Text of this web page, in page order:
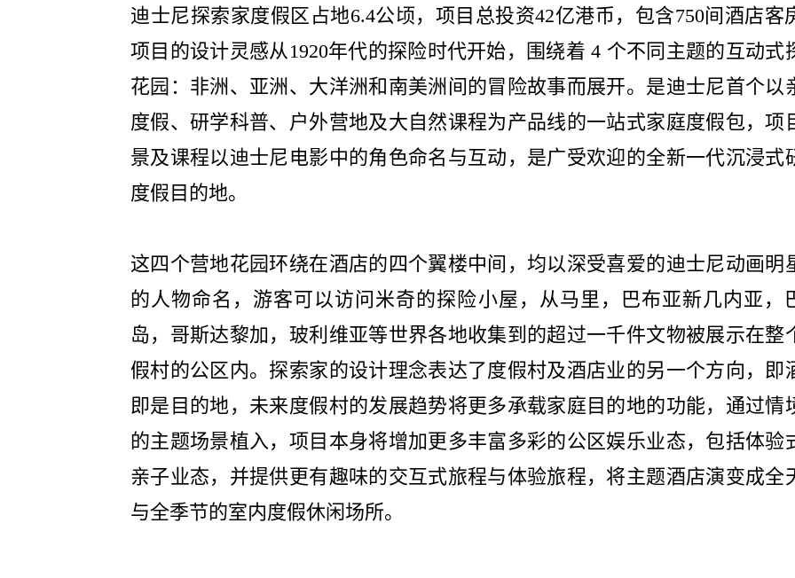
迪士尼探索家度假区占地6.4公顷，项目总投资42亿港币，包含750间酒店客
项目的设计灵感从1920年代的探险时代开始，围绕着 4 个不同主题的互动式
花园：非洲、亚洲、大洋洲和南美洲间的冒险故事而展开。是迪士尼首个以
度假、研学科普、户外营地及大自然课程为产品线的一站式家庭度假包，项
景及课程以迪士尼电影中的角色命名与互动，是广受欢迎的全新一代沉浸式
度假目的地。
这四个营地花园环绕在酒店的四个翼楼中间，均以深受喜爱的迪士尼动画明
的人物命名，游客可以访问米奇的探险小屋，从马里，巴布亚新几内亚，
岛，哥斯达黎加，玻利维亚等世界各地收集到的超过一千件文物被展示在整
假村的公区内。探索家的设计理念表达了度假村及酒店业的另一个方向，即
即是目的地，未来度假村的发展趋势将更多承载家庭目的地的功能，通过情
的主题场景植入，项目本身将增加更多丰富多彩的公区娱乐业态，包括体验
亲子业态，并提供更有趣味的交互式旅程与体验旅程，将主题酒店演变成全
与全季节的室内度假休闲场所。